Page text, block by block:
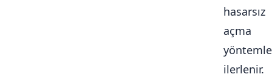
hasarsız
açma
ilerlenir.